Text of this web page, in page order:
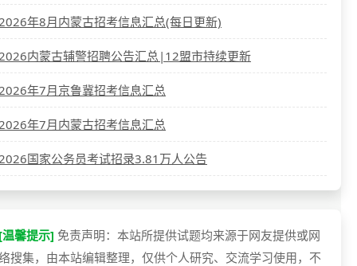
年8月内蒙古招考信息汇总(每日更新)
内蒙古辅警招聘公告汇总|12盟市持续更新
年7月京鲁冀招考信息汇总
年7月内蒙古招考信息汇总
国家公务员考试招录3.81万人公告
馨提示] 免责声明：本站所提供试题均来源于网友提供或网
搜集，由本站编辑整理，仅供个人研究、交流学习使用，不